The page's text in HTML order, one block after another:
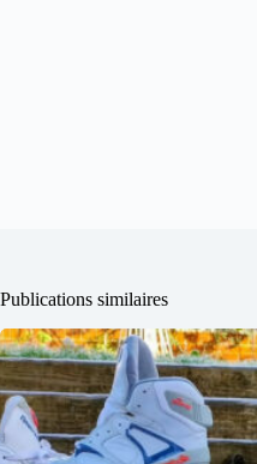
Publications similaires